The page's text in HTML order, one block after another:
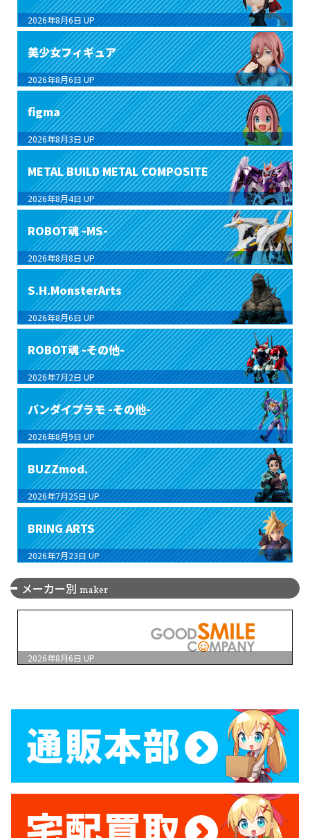
2026年8月6日 UP
美少女フィギュア
2026年8月6日 UP
figma
2026年8月3日 UP
METAL BUILD METAL COMPOSITE
2026年8月4日 UP
ROBOT魂 -MS-
2026年8月8日 UP
S.H.MonsterArts
2026年8月6日 UP
ROBOT魂 -その他-
2026年7月2日 UP
バンダイプラモ -その他-
2026年8月9日 UP
BUZZmod.
2026年7月25日 UP
BRING ARTS
2026年7月23日 UP
メーカー別 maker
2026年8月6日 UP